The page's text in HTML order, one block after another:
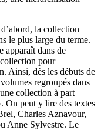
la collection
le plus large du terme.
apparaît dans de
pour
Ainsi, dès les débuts de
regroupés dans
collection à part
On peut y lire des textes
Charles Aznavour,
Anne Sylvestre. Le